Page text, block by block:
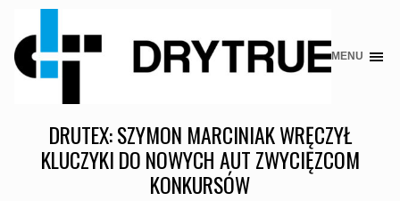
Skip
MENU
DRUTEX: SZYMON MARCINIAK WRĘCZYŁ
KLUCZYKI DO NOWYCH AUT ZWYCIĘZCOM
KONKURSÓW